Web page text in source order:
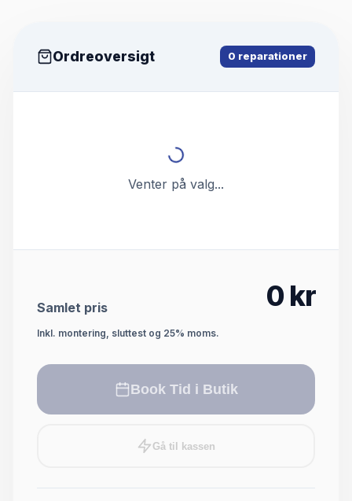
Ordreoversigt 0 reparationer
Venter på valg...
Samlet pris 0 kr
Inkl. montering, sluttest og 25% moms.
Book Tid i Butik
Gå til kassen